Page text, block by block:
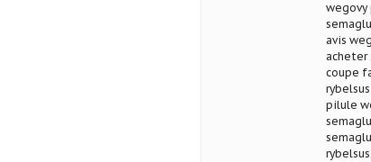
avis
coupe
pilule